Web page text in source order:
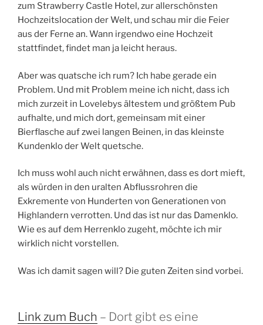
zum Strawberry Castle Hotel, zur allerschönsten
Hochzeitslocation der Welt, und schau mir die Feier
aus der Ferne an. Wann irgendwo eine Hochzeit
stattfindet, findet man ja leicht heraus.
Aber was quatsche ich rum? Ich habe gerade ein
Problem. Und mit Problem meine ich nicht, dass ich
mich zurzeit in Lovelebys ältestem und größtem Pub
aufhalte, und mich dort, gemeinsam mit einer
Bierflasche auf zwei langen Beinen, in das kleinste
Kundenklo der Welt quetsche.
Ich muss wohl auch nicht erwähnen, dass es dort mieft,
als würden in den uralten Abflussrohren die
Exkremente von Hunderten von Generationen von
Highlandern verrotten. Und das ist nur das Damenklo.
Wie es auf dem Herrenklo zugeht, möchte ich mir
wirklich nicht vorstellen.
Was ich damit sagen will? Die guten Zeiten sind vorbei.
Link zum Buch – Dort gibt es eine